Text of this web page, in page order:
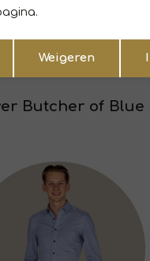
Tijdloze truien van
of Blue af met
collecties vanGenti
voor
Butcher of Blue
Weigeren